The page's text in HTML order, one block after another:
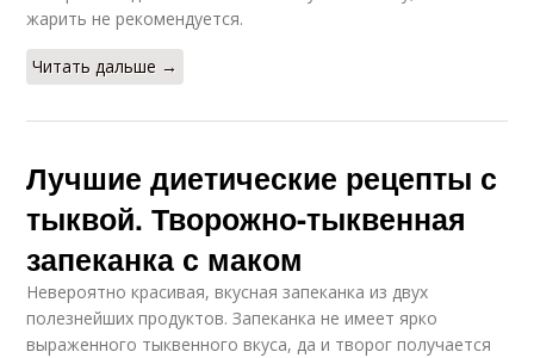
жарить не рекомендуется.
Читать дальше →
Лучшие диетические рецепты с
тыквой. Творожно-тыквенная
запеканка с маком
Невероятно красивая, вкусная запеканка из двух
полезнейших продуктов. Запеканка не имеет ярко
выраженного тыквенного вкуса, да и творог получается